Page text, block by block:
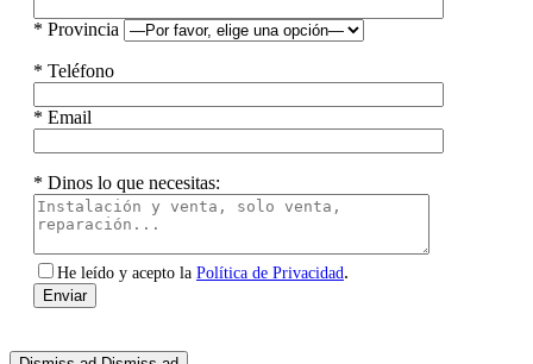
* Provincia
* Teléfono
* Email
* Dinos lo que necesitas:
He leído y acepto la Política de Privacidad .